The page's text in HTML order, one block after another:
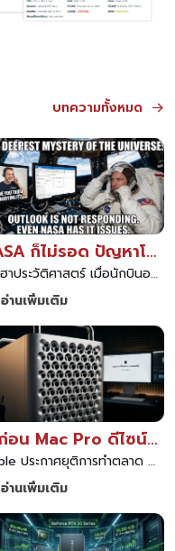
บทความทั้งหมด
NASA ก็ไม่รอด ปัญหาโลกแตก Outlook ค้างกลางอวกาศ สุดท้ายต้องเรียกไอทีซัพพอร์ต
ข่าวฮาประวัติศาสตร์ เมื่อนักบินอวกาศ NASA เจอแอป Outlook หรือ Microsoft Mail ค้างบนสถานีอวกาศนานาชาติ สุดท้ายต้องทำตามสูตรคลาสสิกคือโทรเรียกไอทีซัพพอร์ตให้ช่วยแก้ปัญหา
อ่านเพิ่มเติม
ลาก่อน Mac Pro ดีไซน์ขูดชีส Apple ยุติการพัฒนาและถอดหน้าสั่งซื้อออกจากเว็บแล้ว
Apple ประกาศยุติการทำตลาด Mac Pro อย่างเป็นทางการ ถอดหน้าสั่งซื้อออกจากเว็บไซต์หลัก พร้อมดัน Mac Studio เป็นคอมพิวเตอร์รุ่นท็อปแทน และเปิดตัวฟีเจอร์รวมพลังประมวลผลบน macOS Tahoe
อ่านเพิ่มเติม